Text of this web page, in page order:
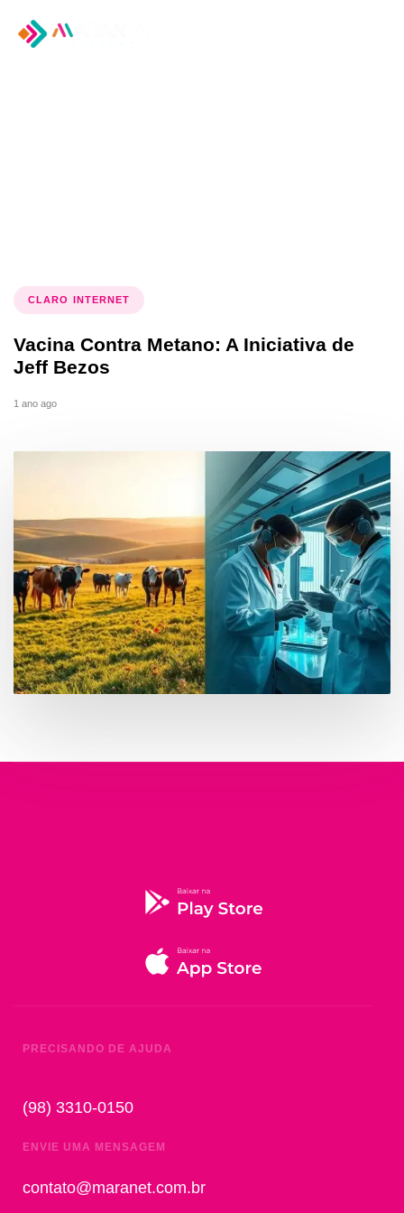
CLARO INTERNET
Vacina Contra Metano: A Iniciativa de
Jeff Bezos
1 ano ago
PRECISANDO DE AJUDA
(98) 3310-0150
ENVIE UMA MENSAGEM
contato@maranet.com.br